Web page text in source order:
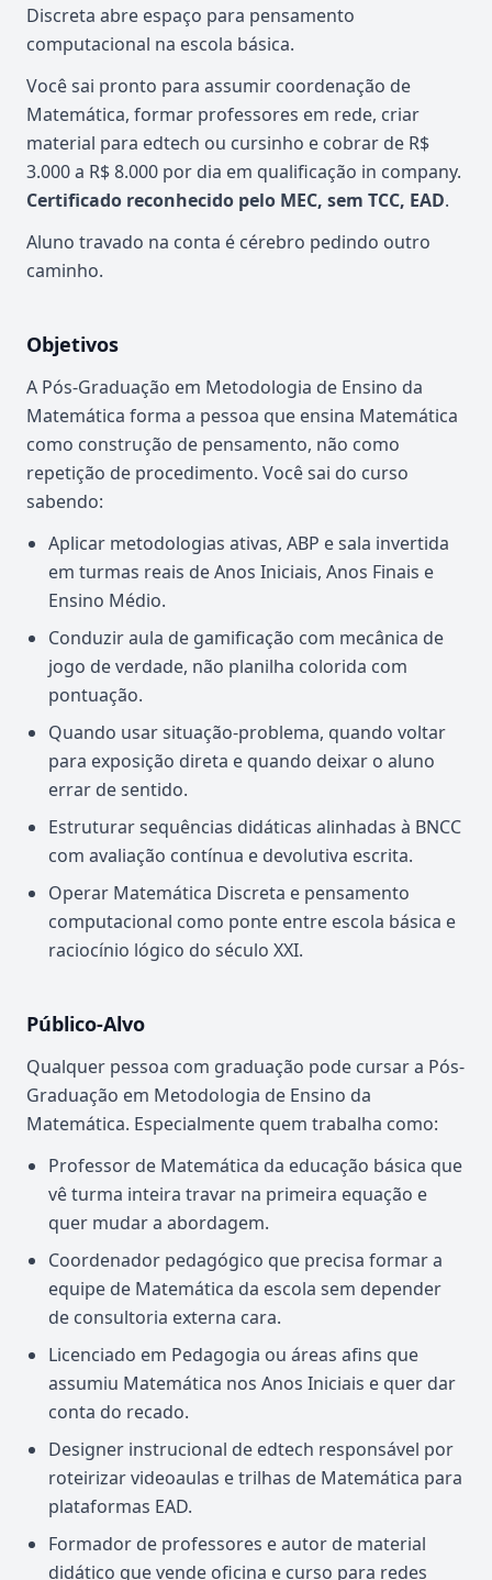
Discreta abre espaço para pensamento
computacional na escola básica.
Você sai pronto para assumir coordenação de
Matemática, formar professores em rede, criar
material para edtech ou cursinho e cobrar de R$
3.000 a R$ 8.000 por dia em qualificação in company.
Certificado reconhecido pelo MEC, sem TCC, EAD.
Aluno travado na conta é cérebro pedindo outro
caminho.
Objetivos
A Pós-Graduação em Metodologia de Ensino da
Matemática forma a pessoa que ensina Matemática
como construção de pensamento, não como
repetição de procedimento. Você sai do curso
sabendo:
Aplicar metodologias ativas, ABP e sala invertida
em turmas reais de Anos Iniciais, Anos Finais e
Ensino Médio.
Conduzir aula de gamificação com mecânica de
jogo de verdade, não planilha colorida com
pontuação.
Quando usar situação-problema, quando voltar
para exposição direta e quando deixar o aluno
errar de sentido.
Estruturar sequências didáticas alinhadas à BNCC
com avaliação contínua e devolutiva escrita.
Operar Matemática Discreta e pensamento
computacional como ponte entre escola básica e
raciocínio lógico do século XXI.
Público-Alvo
Qualquer pessoa com graduação pode cursar a Pós-
Graduação em Metodologia de Ensino da
Matemática. Especialmente quem trabalha como:
Professor de Matemática da educação básica que
vê turma inteira travar na primeira equação e
quer mudar a abordagem.
Coordenador pedagógico que precisa formar a
equipe de Matemática da escola sem depender
de consultoria externa cara.
Licenciado em Pedagogia ou áreas afins que
assumiu Matemática nos Anos Iniciais e quer dar
conta do recado.
Designer instrucional de edtech responsável por
roteirizar videoaulas e trilhas de Matemática para
plataformas EAD.
Formador de professores e autor de material
didático que vende oficina e curso para redes